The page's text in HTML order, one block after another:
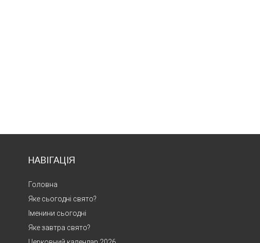
НАВІГАЦІЯ
Головна
Яке сьогодні свято?
Іменини сьогодні
Яке завтра свято?